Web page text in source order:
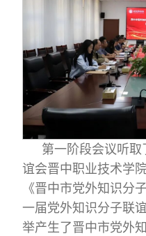
第一阶段会议听
谊会晋中职业技术学
《晋中市党外知识分
一届党外知识分子联
举产生了晋中市党外